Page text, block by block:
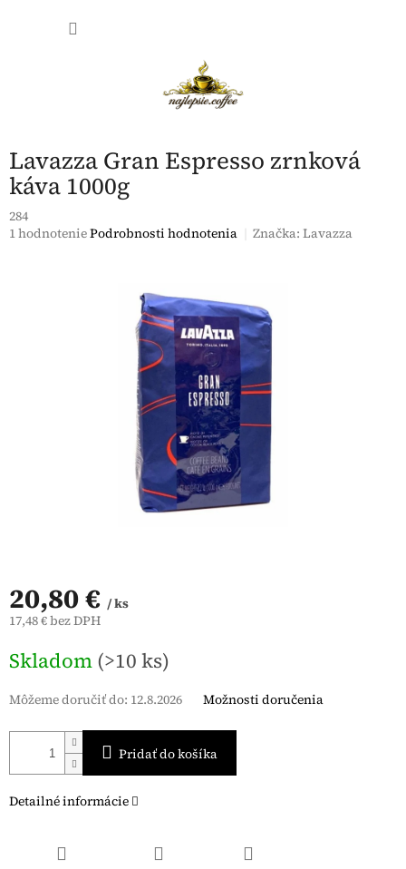
Lavazza Gran Espresso zrnková
káva 1000g
284
Priemerné
1 hodnoteniePodrobnosti hodnotenia Značka:Lavazza
20,80 € / ks
17,48 € bez DPH
cena:
Skladom (>10 ks)
Môžeme doručiť do: 12.8.2026 Možnosti doručenia
Pridať do košíka
Detailné informácie